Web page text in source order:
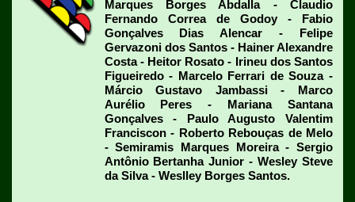
Marques Borges Abdalla - Claudio
Fernando Correa de Godoy - Fabio
Gonçalves Dias Alencar - Felipe
Gervazoni dos Santos - Hainer Alexandre
Costa - Heitor Rosato - Irineu dos Santos
Figueiredo - Marcelo Ferrari de Souza -
Márcio Gustavo Jambassi - Marco
Aurélio Peres - Mariana Santana
Gonçalves - Paulo Augusto Valentim
Franciscon - Roberto Rebouças de Melo
- Semiramis Marques Moreira - Sergio
Antônio Bertanha Junior - Wesley Steve
da Silva - Weslley Borges Santos.